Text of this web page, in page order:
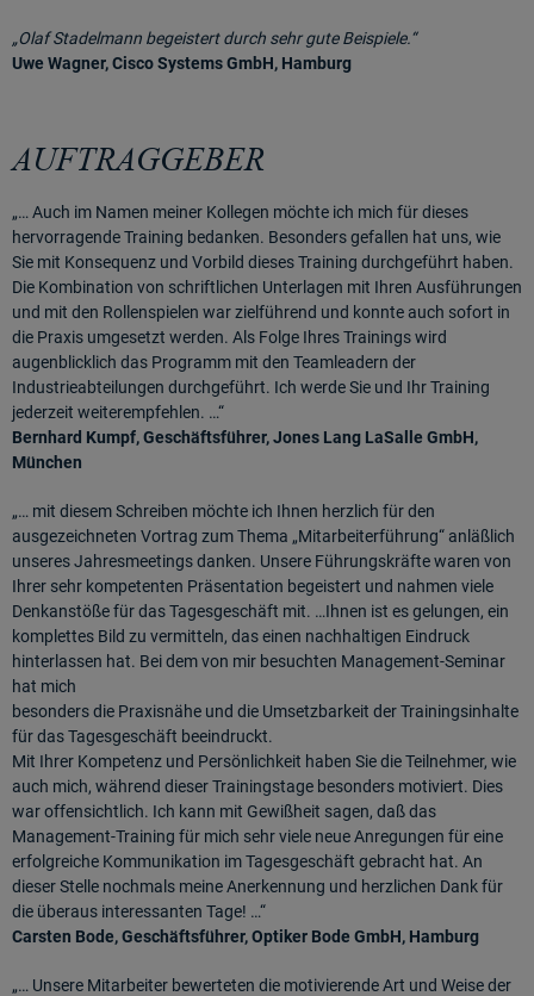
„Olaf Stadelmann begeistert durch sehr gute Beispiele.“
Uwe Wagner, Cisco Systems GmbH, Hamburg
AUFTRAGGEBER
„… Auch im Namen meiner Kollegen möchte ich mich für dieses
hervorragende Training bedanken. Besonders gefallen hat uns, wie
Sie mit Konsequenz und Vorbild dieses Training durchgeführt haben.
Die Kombination von schriftlichen Unterlagen mit Ihren Ausführungen
und mit den Rollenspielen war zielführend und konnte auch sofort in
die Praxis umgesetzt werden. Als Folge Ihres Trainings wird
augenblicklich das Programm mit den Teamleadern der
Industrieabteilungen durchgeführt. Ich werde Sie und Ihr Training
jederzeit weiterempfehlen. …“
Bernhard Kumpf, Geschäftsführer, Jones Lang LaSalle GmbH,
München
„… mit diesem Schreiben möchte ich Ihnen herzlich für den
ausgezeichneten Vortrag zum Thema „Mitarbeiterführung“ anläßlich
unseres Jahresmeetings danken. Unsere Führungskräfte waren von
Ihrer sehr kompetenten Präsentation begeistert und nahmen viele
Denkanstöße für das Tagesgeschäft mit. …Ihnen ist es gelungen, ein
komplettes Bild zu vermitteln, das einen nachhaltigen Eindruck
hinterlassen hat. Bei dem von mir besuchten Management-Seminar
hat mich
besonders die Praxisnähe und die Umsetzbarkeit der Trainingsinhalte
für das Tagesgeschäft beeindruckt.
Mit Ihrer Kompetenz und Persönlichkeit haben Sie die Teilnehmer, wie
auch mich, während dieser Trainingstage besonders motiviert. Dies
war offensichtlich. Ich kann mit Gewißheit sagen, daß das
Management-Training für mich sehr viele neue Anregungen für eine
erfolgreiche Kommunikation im Tagesgeschäft gebracht hat. An
dieser Stelle nochmals meine Anerkennung und herzlichen Dank für
die überaus interessanten Tage! …“
Carsten Bode, Geschäftsführer, Optiker Bode GmbH, Hamburg
„… Unsere Mitarbeiter bewerteten die motivierende Art und Weise der